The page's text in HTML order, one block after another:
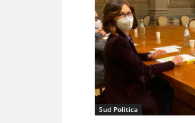
Sud Politica